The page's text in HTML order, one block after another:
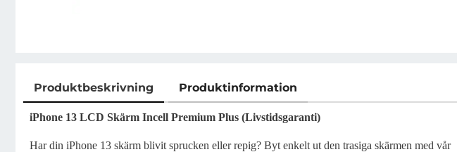
Produktbeskrivning Produktinformation
Produktbeskrivning
iPhone 13 LCD Skärm Incell Premium Plus (Livstidsgaranti)
Har din iPhone 13 skärm blivit sprucken eller repig? Byt enkelt ut den trasiga skärmen med vår